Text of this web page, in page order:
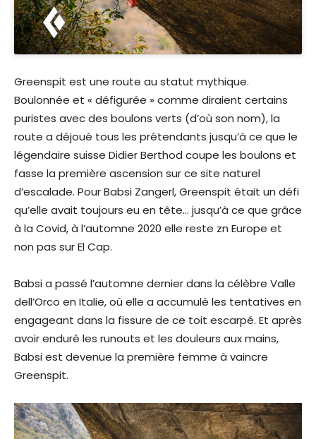
Greenspit est une route au statut mythique.
Boulonnée et « défigurée » comme diraient certains
puristes avec des boulons verts (d’où son nom), la
route a déjoué tous les prétendants jusqu’à ce que le
légendaire suisse Didier Berthod coupe les boulons et
fasse la première ascension sur ce site naturel
d’escalade. Pour Babsi Zangerl, Greenspit était un défi
qu’elle avait toujours eu en tête… jusqu’à ce que grâce
à la Covid, à l’automne 2020 elle reste zn Europe et
non pas sur El Cap.
Babsi a passé l’automne dernier dans la célèbre Valle
dell’Orco en Italie, où elle a accumulé les tentatives en
engageant dans la fissure de ce toit escarpé. Et après
avoir enduré les runouts et les douleurs aux mains,
Babsi est devenue la première femme à vaincre
Greenspit.